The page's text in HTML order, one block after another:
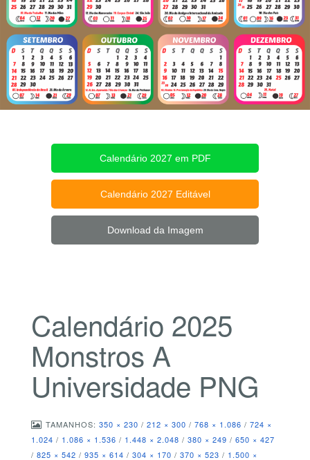
Calendário 2027 em PDF
Calendário 2027 Editável
Download da Imagem
Calendário 2025
Monstros A
Universidade PNG
TAMANHOS: 350 × 230 / 212 × 300 / 768 × 1.086 / 724 ×
1.024 / 1.086 × 1.536 / 1.448 × 2.048 / 380 × 249 / 650 × 427
/ 825 × 542 / 935 × 614 / 304 × 170 / 370 × 523 / 1.500 ×